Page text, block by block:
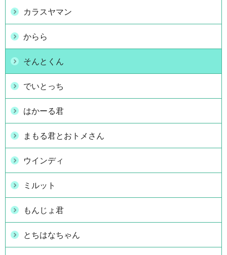
カラスヤマン
からら
そんとくん
でいとっち
はかーる君
まもる君とおトメさん
ウインディ
ミルット
もんじょ君
とちはなちゃん